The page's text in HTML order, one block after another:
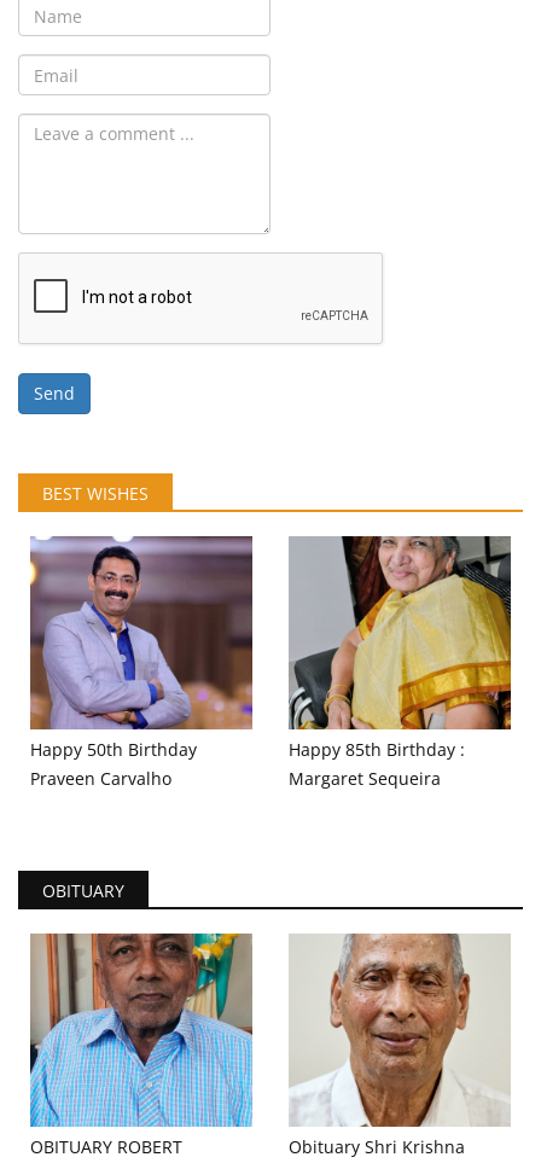
Send
BEST WISHES
Happy 50th Birthday
Praveen Carvalho
Happy 85th Birthday :
Margaret Sequeira
OBITUARY
OBITUARY ROBERT
Obituary Shri Krishna